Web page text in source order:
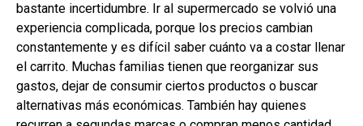
bastante incertidumbre. Ir al supermercado se volvió una
experiencia complicada, porque los precios cambian
constantemente y es difícil saber cuánto va a costar llenar
el carrito. Muchas familias tienen que reorganizar sus
gastos, dejar de consumir ciertos productos o buscar
alternativas más económicas. También hay quienes